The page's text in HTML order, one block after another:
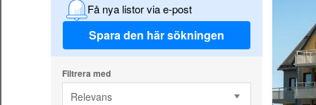
Få nya listor via e-post
Spara den här sökningen
Filtrera med
Relevans